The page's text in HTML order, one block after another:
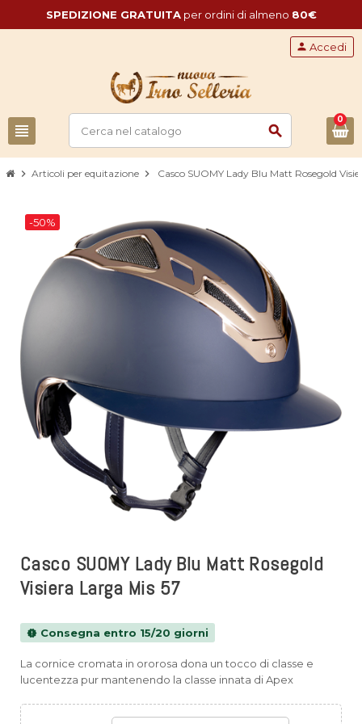
SPEDIZIONE GRATUITAper ordini di almeno 80€
view_headline search
person Accedi
0
chevron_right Articoli per equitazione chevron_right Casco SUOMY Lady Blu Matt Rosegold
-50%
Casco SUOMY Lady Blu Matt Rosegold
Visiera Larga Mis 57
new_releases Consegna entro 15/20 giorni
La cornice cromata in ororosa dona un tocco di classe e
lucentezza pur mantenendo la classe innata di Apex